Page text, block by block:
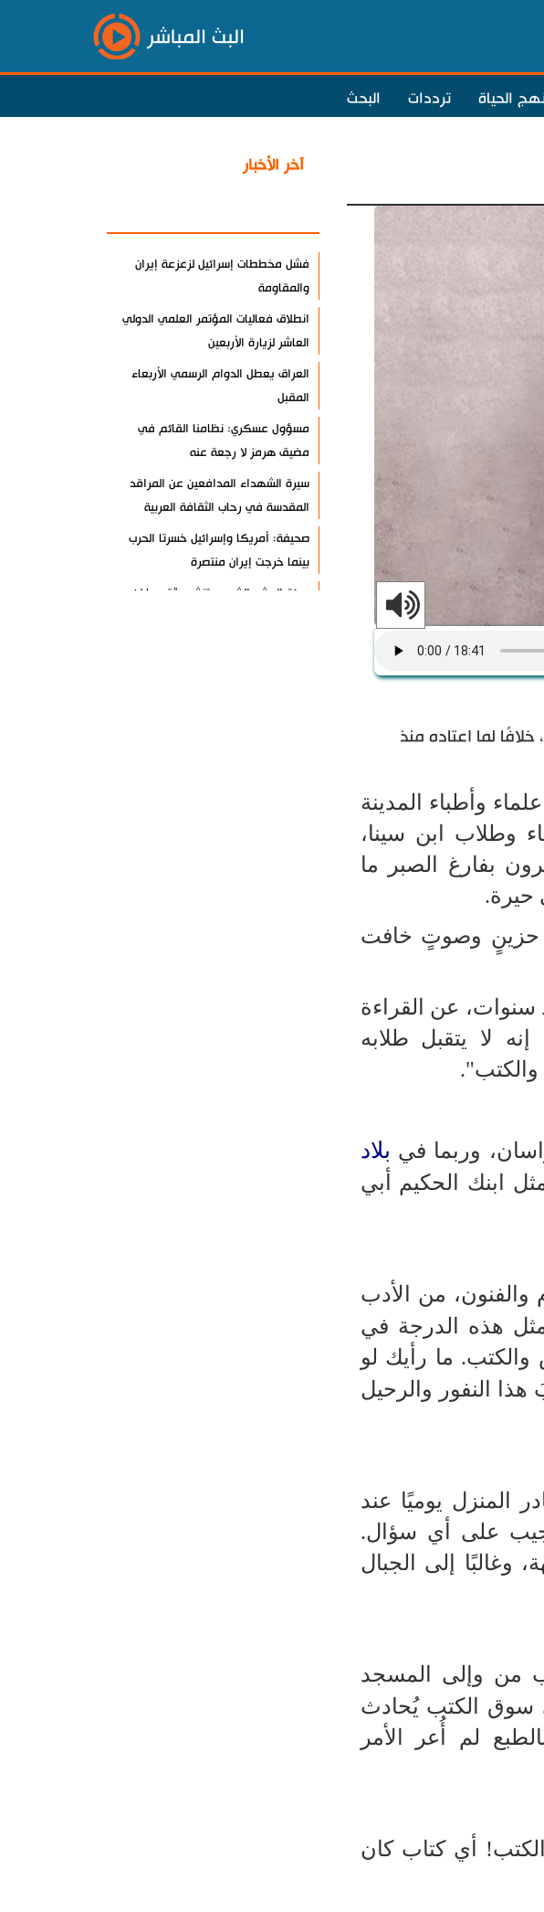
البث المباشر
الحياة ترددات البحث
لما اعتاده منذ
وأطباء المدينة
وطلاب ابن سينا،
بفارغ الصبر ما
حيرة.
حزينٍ وصوتٍ خافت
سنوات، عن القراءة
لا يتقبل طلابه
وربما في بلاد
ابنك الحكيم أبي
والفنون، من الأدب
هذه الدرجة في
ما رأيك لو
النفور والرحيل
المنزل يوميًا عند
يُجيب على أي سؤال.
وغالبًا إلى الجبال
من وإلى المسجد
سوق الكتب يُحادث
لم أُعر الأمر
أي كتاب كان
آخر الأخبار
فشل مخططات إسرائيل لزعزعة إيران
والمقاومة
انطلاق فعاليات المؤتمر العلمي الدولي
العاشر لزيارة الأربعين
العراق يعطل الدوام الرسمي الأربعاء
المقبل
مسؤول عسكري: نظامنا القائم في
مضيق هرمز لا رجعة عنه
سيرة الشهداء المدافعين عن المراقد
المقدسة في رحاب الثقافة العربية
صحيفة: أمريكا وإسرائيل خسرتا الحرب
بينما خرجت إيران منتصرة
هيئة الحشد الشعبي تنشر.. "قسما لن